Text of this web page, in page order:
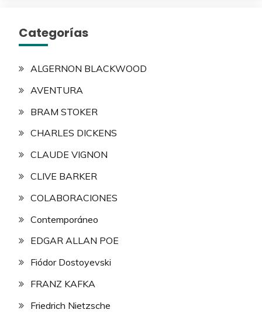
Categorías
ALGERNON BLACKWOOD
AVENTURA
BRAM STOKER
CHARLES DICKENS
CLAUDE VIGNON
CLIVE BARKER
COLABORACIONES
Contemporáneo
EDGAR ALLAN POE
Fiódor Dostoyevski
FRANZ KAFKA
Friedrich Nietzsche